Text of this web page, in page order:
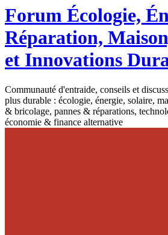
Forum Écologie,
Réparation,
et Innovations
Communauté d'entraide, conseils et
plus durable : écologie, énergie, solaire,
& bricolage, pannes & réparations,
économie & finance alternative